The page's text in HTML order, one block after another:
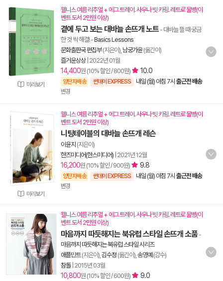
미리보기
웰니스 여름 리추얼 + 에그 트레이. 사우나 빗 키링. 레트로 물병(이
벤트 도서 2만원 이상)
곁에 두고 보는 대바늘 손뜨개 노트 - 대바늘 뜰 때 궁금
한 것 싹 해결!-Basics Lessons
문화출판국 편집부(지은이), 남궁가윤(옮긴이)
즐거운상상| 2022년 01월
14,400원 (10% 할인 / 800원) 10.0
양탄자배송 썬데이 EXPRESS 내일 (월) 아침 7시 출근전 배송
변경
미리보기
웰니스 여름 리추얼 + 에그 트레이. 사우나 빗 키링. 레트로 물병(이
벤트 도서 2만원 이상)
니팅테이블의 대바늘 손뜨개 레슨
이윤지 (지은이)
한즈미디어(한스미디어) 2021년 12월
16,200원 (10% 할인 / 900원) 9.8
양탄자배송 썬데이 EXPRESS 내일 (월) 아침 7시 출근전 배송
변경
웰니스 여름 리추얼 + 에그 트레이. 사우나 빗 키링. 레트로 물병(이
벤트 도서 2만원 이상)
마음까지 따듯해지는 북유럽 스타일 손뜨개 소품-
마음까지 따듯해지는 북유럽 스타일 시리즈
애플민트(지은이), 김수정 (옮긴이), 송영예 (감수)
참돌| 2015년 03월
10,800원 (10% 할인 / 600원)
9.0